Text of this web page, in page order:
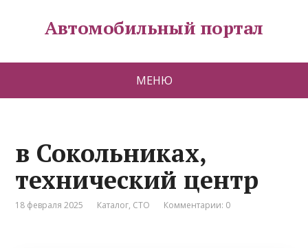
Автомобильный портал
МЕНЮ
в Сокольниках,
технический центр
18 февраля 2025 Каталог, СТО Комментарии: 0